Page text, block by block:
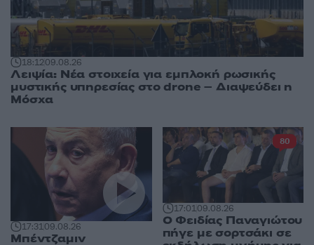
18:1209.08.26
Λειψία: Νέα στοιχεία για εμπλοκή ρωσικής
μυστικής υπηρεσίας στο drone – Διαψεύδει η
Μόσχα
17:3109.08.26
Μπέντζαμιν
17:0109.08.26
Ο Φειδίας Παναγιώτου
πήγε με σορτσάκι σε
80